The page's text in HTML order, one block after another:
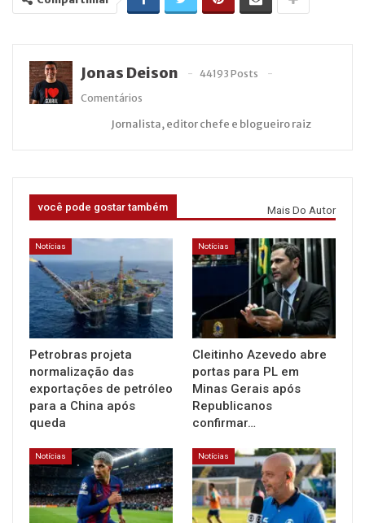
Jonas Deison
44193 Posts
Comentários
Jornalista, editor chefe e blogueiro raiz
você pode gostar também Mais Do Autor
Notícias
Petrobras projeta
normalização das
exportações de petróleo
para a China após
queda
Notícias
Cleitinho Azevedo abre
portas para PL em
Minas Gerais após
Republicanos
confirmar…
Notícias Notícias